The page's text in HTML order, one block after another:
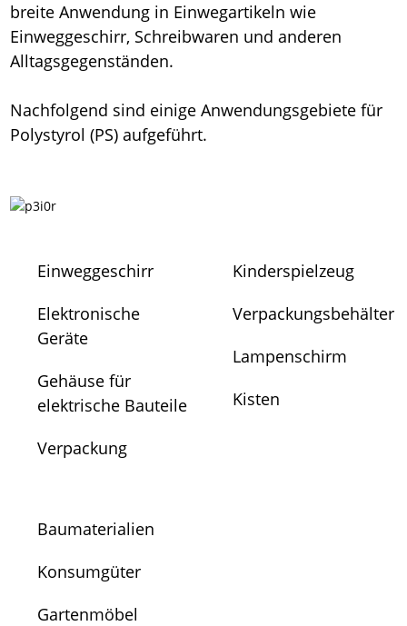
breite Anwendung in Einwegartikeln wie
Einweggeschirr, Schreibwaren und anderen
Alltagsgegenständen.
Nachfolgend sind einige Anwendungsgebiete für
Polystyrol (PS) aufgeführt.
Einweggeschirr
Elektronische
Geräte
Gehäuse für
elektrische Bauteile
Verpackung
Kinderspielzeug
Verpackungsbehälter
Lampenschirm
Kisten
Baumaterialien
Konsumgüter
Gartenmöbel